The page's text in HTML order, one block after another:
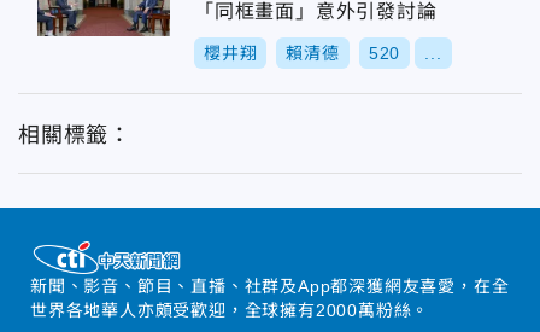
「同框畫面」意外引發討論
櫻井翔 賴清德 520
相關標籤：
新聞、影音、節目、直播、社群及App都深獲網友喜愛，在全
世界各地華人亦頗受歡迎，全球擁有2000萬粉絲。